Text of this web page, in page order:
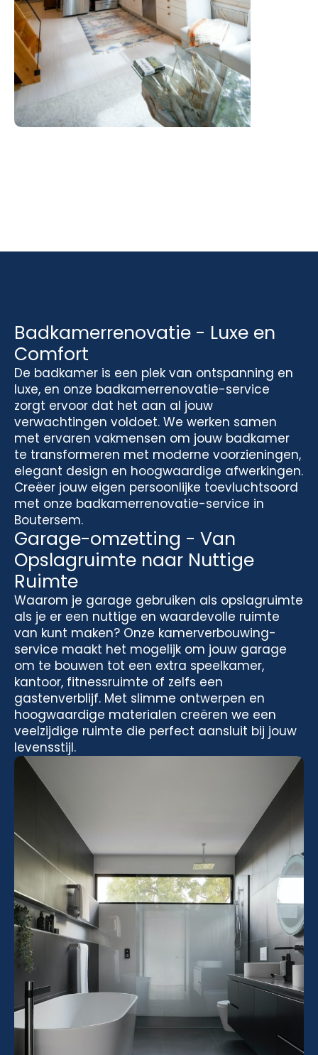
Badkamerrenovatie - Luxe en
Comfort
De badkamer is een plek van ontspanning en
luxe, en onze badkamerrenovatie-service
zorgt ervoor dat het aan al jouw
verwachtingen voldoet. We werken samen
met ervaren vakmensen om jouw badkamer
te transformeren met moderne voorzieningen,
elegant design en hoogwaardige afwerkingen.
Creëer jouw eigen persoonlijke toevluchtsoord
met onze badkamerrenovatie-service in
Boutersem.
Garage-omzetting - Van
Opslagruimte naar Nuttige
Ruimte
Waarom je garage gebruiken als opslagruimte
als je er een nuttige en waardevolle ruimte
van kunt maken? Onze kamerverbouwing-
service maakt het mogelijk om jouw garage
om te bouwen tot een extra speelkamer,
kantoor, fitnessruimte of zelfs een
gastenverblijf. Met slimme ontwerpen en
hoogwaardige materialen creëren we een
veelzijdige ruimte die perfect aansluit bij jouw
levensstijl.